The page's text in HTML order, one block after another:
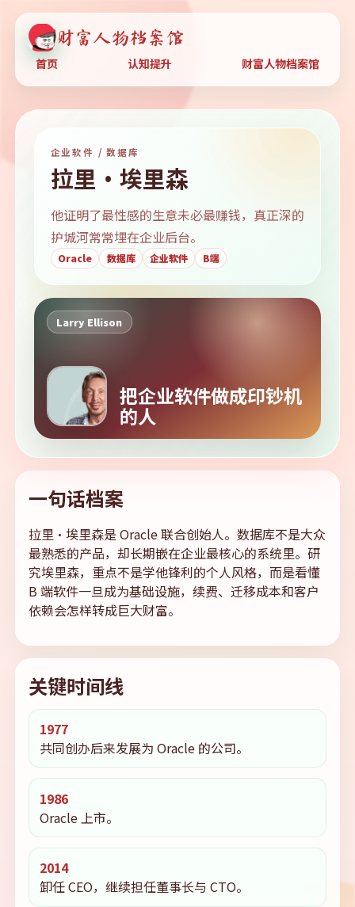
财富人物档案馆
首页 认知提升 财富人物档案馆
企业软件 / 数据库
拉里·埃里森
他证明了最性感的生意未必最赚钱，真正深的
护城河常常埋在企业后台。
Oracle 数据库 企业软件 B端
Larry Ellison
把企业软件做成印钞机
的人
一句话档案
拉里·埃里森是 Oracle 联合创始人。数据库不是大众
最熟悉的产品，却长期嵌在企业最核心的系统里。研
究埃里森，重点不是学他锋利的个人风格，而是看懂
B 端软件一旦成为基础设施，续费、迁移成本和客户
依赖会怎样转成巨大财富。
关键时间线
1977
共同创办后来发展为 Oracle 的公司。
1986
Oracle 上市。
2014
卸任 CEO，继续担任董事长与 CTO。